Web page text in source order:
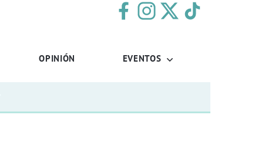
OPINIÓN EVENTOS